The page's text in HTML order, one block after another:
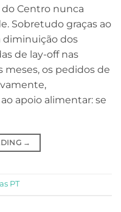
Centro nunca
Sobretudo graças ao
diminuição dos
de lay-off nas
meses, os pedidos de
apoio alimentar: se
→
PT